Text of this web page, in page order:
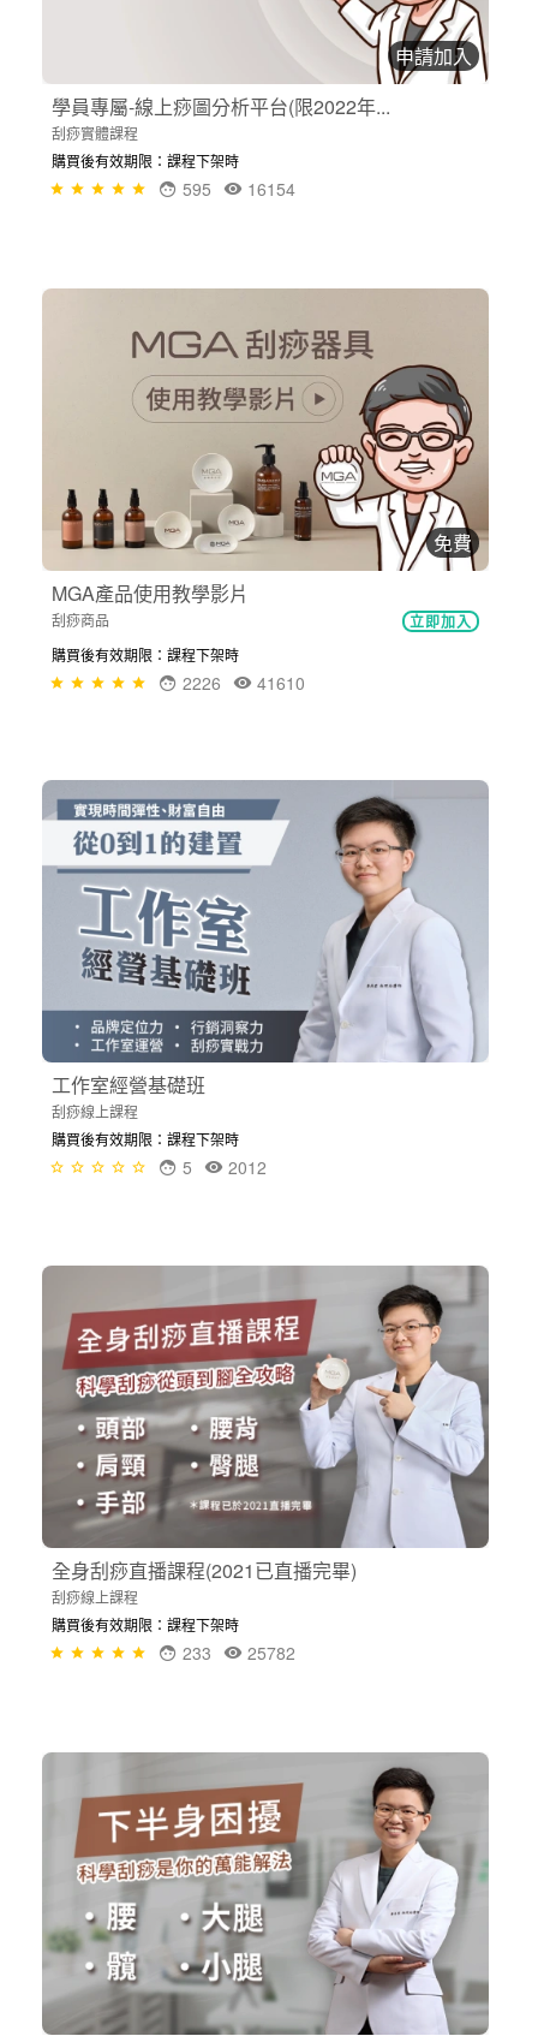
申請加入
學員專屬-線上痧圖分析平台(限2022年...
刮痧實體課程
購買後有效期限：課程下架時
16154
595
免費
MGA產品使用教學影片
刮痧商品 立即加入
購買後有效期限：課程下架時
41610
2226
工作室經營基礎班
刮痧線上課程
購買後有效期限：課程下架時
2012
5
全身刮痧直播課程(2021已直播完畢)
刮痧線上課程
購買後有效期限：課程下架時
25782
233